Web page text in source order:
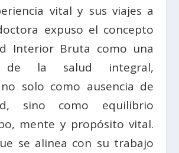
vital y sus viajes a
expuso el concepto
Interior Bruta como una
de la salud integral,
solo como ausencia de
sino como equilibrio
mente y propósito vital.
se alinea con su trabajo